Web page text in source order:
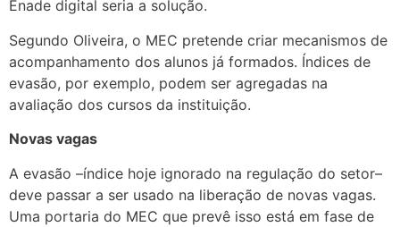
Enade digital seria a solução.
Segundo Oliveira, o MEC pretende criar mecanismos de
acompanhamento dos alunos já formados. Índices de
evasão, por exemplo, podem ser agregadas na
avaliação dos cursos da instituição.
Novas vagas
A evasão –índice hoje ignorado na regulação do setor–
deve passar a ser usado na liberação de novas vagas.
Uma portaria do MEC que prevê isso está em fase de